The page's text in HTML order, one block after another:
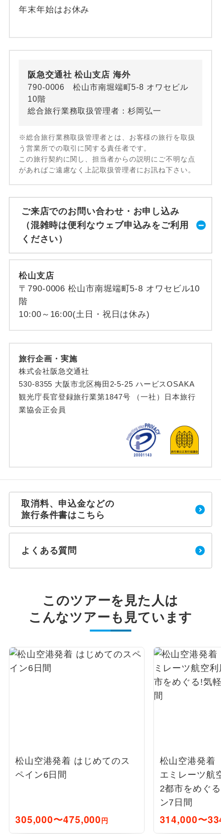
年末年始はお休み
阪急交通社 松山支店 海外
790-0006 松山市南堀端町5-8 オワセビル
10階
総合旅行業務取扱管理者：杉岡弘一
※総合旅行業務取扱管理者とは、お客様の旅行を取扱
う営業所での取引に関する責任者です。
この旅行契約に関し、担当者からの説明にご不明な点
があればご遠慮なく上記取扱管理者にお訊ね下さい。
ご来店でのお問い合わせ・お申し込み
（混雑時は便利なウェブ申込みをご利用
ください）
松山支店
〒790-0006 松山市南堀端町5-8 オワセビル10
階
10:00～16:00(土日・祝日は休み)
旅行企画・実施
株式会社阪急交通社
530-8355 大阪市北区梅田2-5-25 ハービスOSAKA
観光庁長官登録旅行業第1847号 （一社）日本旅行
業協会正会員
取消料、申込金などの
旅行条件書はこちら
よくある質問
このツアーを見た人は
こんなツアーも見ています
松山空港発着 はじめてのス
ペイン6日間
305,000〜475,000円
松山空港発着
エミレーツ航
2都市をめぐ
ン7日間
314,000〜